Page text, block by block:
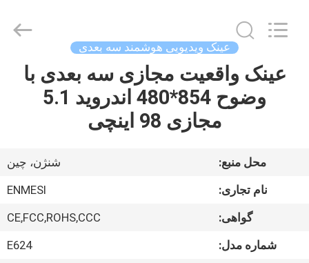
صفحه
اصلی
درباره
Technology
Reserved.
عینک ویدیویی هوشمند سه بعدی
عینک واقعیت مجازی سه بعدی با
وضوح 854*480 اندروید 5.1
مجازی 98 اینچی
محل منبع:
شنژن، چین
نام تجاری:
ENMESI
گواهی:
CE,FCC,ROHS,CCC
شماره مدل:
E624